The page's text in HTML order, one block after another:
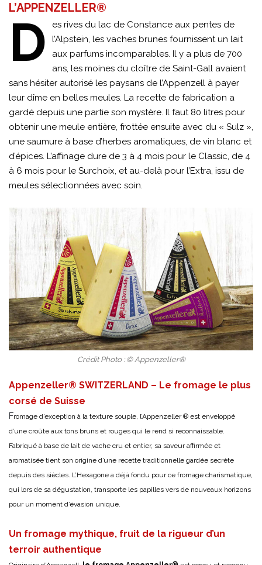
L’APPENZELLER®
D
es rives du lac de Constance aux pentes de
l’Alpstein, les vaches brunes fournissent un lait
aux parfums incomparables. Il y a plus de 700
ans, les moines du cloître de Saint-Gall avaient
sans hésiter autorisé les paysans de l’Appenzell à payer
leur dîme en belles meules. La recette de fabrication a
gardé depuis une partie son mystère. Il faut 80 litres pour
obtenir une meule entière, frottée ensuite avec du « Sulz »,
une saumure à base d’herbes aromatiques, de vin blanc et
d’épices. L’affinage dure de 3 à 4 mois pour le Classic, de 4
à 6 mois pour le Surchoix, et au-delà pour l’Extra, issu de
meules sélectionnées avec soin.
Crédit Photo : © Appenzeller®
Appenzeller® SWITZERLAND – Le fromage le plus
corsé de Suisse
Fromage d’exception à la texture souple, l’Appenzeller ® est enveloppé
d’une croûte aux tons bruns et rouges qui le rend si reconnaissable.
Fabriqué à base de lait de vache cru et entier, sa saveur affirmée et
aromatisée tient son origine d’une recette traditionnelle gardée secrète
depuis des siècles. L’Hexagone a déjà fondu pour ce fromage charismatique,
qui lors de sa dégustation, transporte les papilles vers de nouveaux horizons
pour un moment d’évasion unique.
Un fromage mythique, fruit de la rigueur d’un
terroir authentique